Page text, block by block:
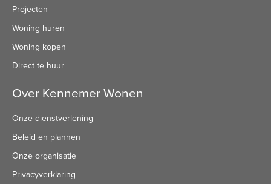
Projecten
Woning huren
Woning kopen
Direct te huur
Over Kennemer Wonen
Onze dienstverlening
Beleid en plannen
Onze organisatie
Privacyverklaring